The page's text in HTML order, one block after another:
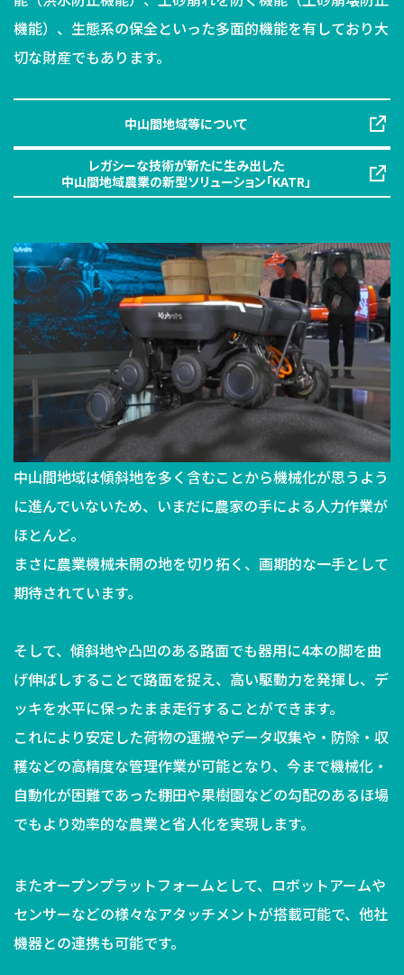
機能）、生態系の保全といった多面的機能を有しており大
切な財産でもあります。
中山間地域等について
レガシーな技術が新たに生み出した
中山間地域農業の新型ソリューション「KATR」
中山間地域は傾斜地を多く含むことから機械化が思うよう
に進んでいないため、いまだに農家の手による人力作業が
ほとんど。
まさに農業機械未開の地を切り拓く、画期的な一手として
期待されています。
そして、傾斜地や凸凹のある路面でも器用に4本の脚を曲
げ伸ばしすることで路面を捉え、高い駆動力を発揮し、デ
ッキを水平に保ったまま走行することができます。
これにより安定した荷物の運搬やデータ収集や・防除・収
穫などの高精度な管理作業が可能となり、今まで機械化・
自動化が困難であった棚田や果樹園などの勾配のあるほ場
でもより効率的な農業と省人化を実現します。
またオープンプラットフォームとして、ロボットアームや
センサーなどの様々なアタッチメントが搭載可能で、他社
機器との連携も可能です。